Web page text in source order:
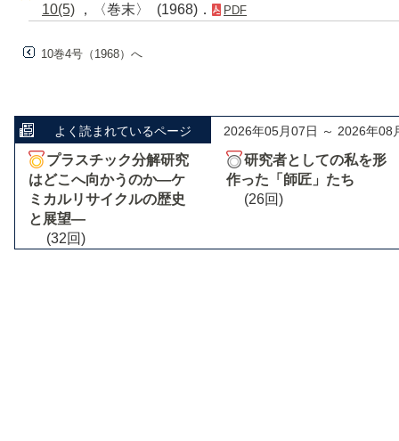
10(5) ，〈巻末〉 (1968)． PDF
10巻4号（1968）へ
よく読まれているページ 2026年05月07日 ～ 2026年08
プラスチック分解研究
はどこへ向かうのか―ケ
ミカルリサイクルの歴史
と展望―
(32回)
研究者としての私を形
作った「師匠」たち
(26回)